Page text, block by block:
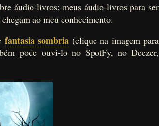
áudio-livros: meus áudio-livros para ser
ao meu conhecimento.
fantasia sombria (clique na imagem para
pode ouvi-lo no SpotFy, no Deezer,